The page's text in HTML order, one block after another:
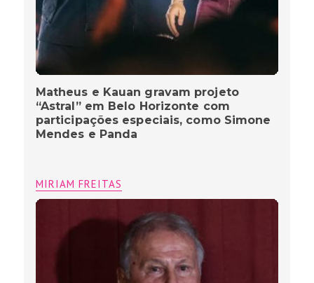
Matheus e Kauan gravam projeto
“Astral” em Belo Horizonte com
participações especiais, como Simone
Mendes e Panda
MIRIAM FREITAS